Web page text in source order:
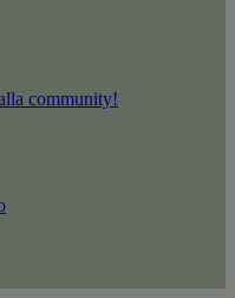
community!